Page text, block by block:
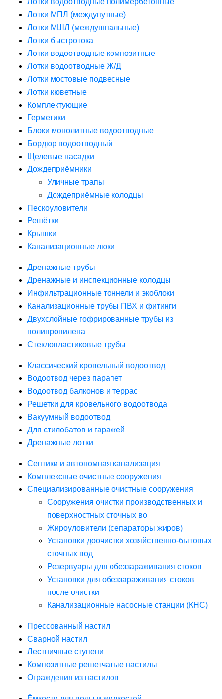
Лотки водоотводные полимербетонные
Лотки МПЛ (междупутные)
Лотки МШЛ (междушпальные)
Лотки быстротока
Лотки водоотводные композитные
Лотки водоотводные Ж/Д
Лотки мостовые подвесные
Лотки кюветные
Комплектующие
Герметики
Блоки монолитные водоотводные
Бордюр водоотводный
Щелевые насадки
Дождеприёмники
Уличные трапы
Дождеприёмные колодцы
Пескоуловители
Решётки
Крышки
Канализационные люки
Дренажные трубы
Дренажные и инспекционные колодцы
Инфильтрационные тоннели и экоблоки
Канализационные трубы ПВХ и фитинги
Двухслойные гофрированные трубы из
полипропилена
Стеклопластиковые трубы
Классический кровельный водоотвод
Водоотвод через парапет
Водоотвод балконов и террас
Решетки для кровельного водоотвода
Вакуумный водоотвод
Для стилобатов и гаражей
Дренажные лотки
Септики и автономная канализация
Комплексные очистные сооружения
Специализированные очистные сооружения
Сооружения очистки производственных и
поверхностных сточных во
Жироуловители (сепараторы жиров)
Установки доочистки хозяйственно-бытовых
сточных вод
Резервуары для обеззараживания стоков
Установки для обеззараживания стоков
после очистки
Канализационные насосные станции (КНС)
Прессованный настил
Сварной настил
Лестничные ступени
Композитные решетчатые настилы
Ограждения из настилов